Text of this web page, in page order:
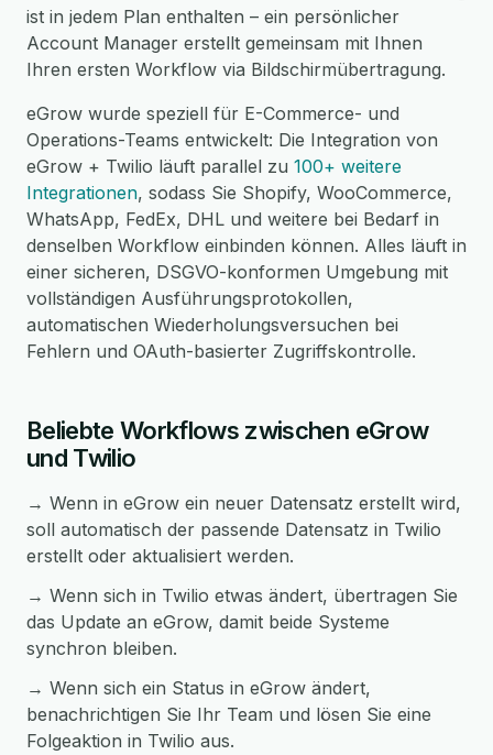
ist in jedem Plan enthalten – ein persönlicher
Account Manager erstellt gemeinsam mit Ihnen
Ihren ersten Workflow via Bildschirmübertragung.
eGrow wurde speziell für E-Commerce- und
Operations-Teams entwickelt: Die Integration von
eGrow + Twilio läuft parallel zu 100+ weitere
Integrationen, sodass Sie Shopify, WooCommerce,
WhatsApp, FedEx, DHL und weitere bei Bedarf in
denselben Workflow einbinden können. Alles läuft in
einer sicheren, DSGVO-konformen Umgebung mit
vollständigen Ausführungsprotokollen,
automatischen Wiederholungsversuchen bei
Fehlern und OAuth-basierter Zugriffskontrolle.
Beliebte Workflows zwischen eGrow
und Twilio
→ Wenn in eGrow ein neuer Datensatz erstellt wird,
soll automatisch der passende Datensatz in Twilio
erstellt oder aktualisiert werden.
→ Wenn sich in Twilio etwas ändert, übertragen Sie
das Update an eGrow, damit beide Systeme
synchron bleiben.
→ Wenn sich ein Status in eGrow ändert,
benachrichtigen Sie Ihr Team und lösen Sie eine
Folgeaktion in Twilio aus.